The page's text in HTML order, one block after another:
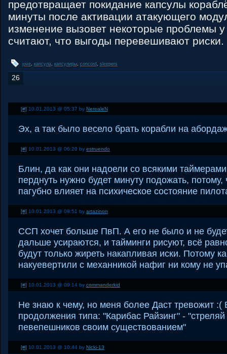
предотвращает покидание капсулы
минуты после активации атакующего
изменение вызовет некоторые проблемы
считают, что выгоды перевешивают риски.
jove, капсула капсулиры, concord sleepers
26
[#] 10.01.2013 @ 05:37 by NerealeN
Эх, а так было весело брать корабли на
[#] 10.01.2013 @ 06:20 by estruendo
Блин, да как они надоели со всякими
перднуть нужно будет минуту подожать, потому,
пагубно влияет на психическое состояние
[#] 10.01.2013 @ 08:51 by artazinon
ССП хочет больше ПвП. А его не было и не
дальше усираются, и тайминги рисуют, всё
будут только жиреть накапливая иски. Потому
накуевертили с механникой нафиг ни кому не
[#] 10.01.2013 @ 09:14 by commanderkid
Не знаю к чему, но меня более Даст тревожит
продолжения типа: "Карибас Райзинг" -
певепешников своим существованием"
[#] 10.01.2013 @ 10:44 by Nicki-13